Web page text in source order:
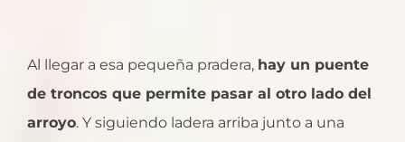
Al llegar a esa pequeña pradera, hay un puente
de troncos que permite pasar al otro lado del
arroyo. Y siguiendo ladera arriba junto a una